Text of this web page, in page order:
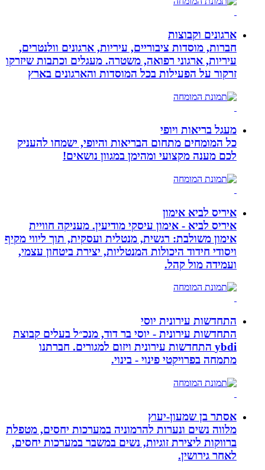
ארגונים וקבוצות
חברות, מוסדות ציבוריים, עיריות, ארגונים וולנטרים,
עיריות, ארגוני רפואה, משטרה. מעגלים וכתבות שיזרקו
זרקור על הפעילות בכל המוסדות והארגונים בארץ
מעגל בריאות ויופי
כל המומחים מתחום הבריאות והיופי, ישמחו להעניק
לכם מענה מקצועי ומהימן במגוון נושאים!
איריס לביא אימון
איריס לביא - אימון עיסקי מודיעין. מעניקה חוויית
אימון משולבת: רגשית, מנטלית ועסקית, תוך ליווי מקיף
ויסודי חידוד היכולות המנטליות, יצירת ביטחון עצמי,
ועמידה מול קהל.
התחדשות עירונית יוסי
התחדשות עירונית - יוסי בר דוד, מנכ״ל בעלים קבוצת
ybdi התחדשות עירונית ויזום למגורים. חברתנו
מתמחה בפרויקטי פינוי - בינוי.
אסתר בן שמעון-יעוץ
מלווה נשים ונערות להרמוניה במערכות יחסים, מטפלת
ברווקות ליצירת זוגיות, נשים במשבר במערכות יחסים,
לאחר גירושין.